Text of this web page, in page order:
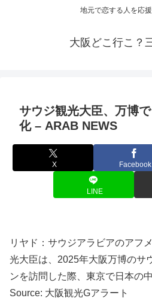
地元で恋する人を応
大阪どこ行こ？
サウジ観光大臣、万博
化 – ARAB NEWS
X Facebook
LINE
リヤド：サウジアラビアのアフ
光大臣は、2025年大阪万博のサ
ンを訪問した際、東京で日本の
Source: 大阪観光Gアラート